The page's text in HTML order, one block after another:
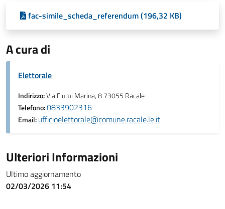
fac-simile_scheda_referendum (196,32 KB)
A cura di
Elettorale
Indirizzo:Via Fiumi Marina, 8 73055 Racale
Telefono:0833902316
Email:ufficioelettorale@comune.racale.le.it
Ulteriori Informazioni
Ultimo aggiornamento
02/03/2026 11:54